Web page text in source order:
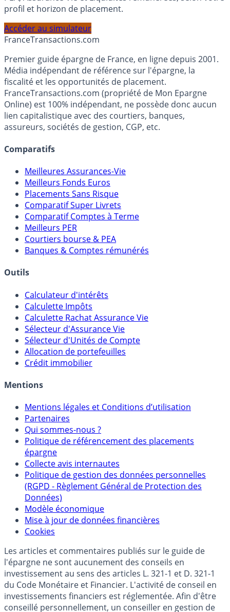
Calculez la répartition théorique de votre capital entre
PEA, Assurance Vie et Liquidités rémunérées, selon votre
profil et horizon de placement.
FranceTransactions.com
Premier guide épargne de France, en ligne depuis 2001.
Média indépendant de référence sur l'épargne, la
fiscalité et les opportunités de placement.
FranceTransactions.com (propriété de Mon Epargne
Online) est 100% indépendant, ne possède donc aucun
lien capitalistique avec des courtiers, banques,
assureurs, sociétés de gestion, CGP, etc.
Comparatifs
Meilleures Assurances-Vie
Meilleurs Fonds Euros
Placements Sans Risque
Comparatif Super Livrets
Comparatif Comptes à Terme
Meilleurs PER
Banques & Comptes rémunérés
Outils
Calculateur d'intérêts
Calculette Impôts
Calculette Rachat Assurance Vie
Sélecteur d'Assurance Vie
Sélecteur d'Unités de Compte
Crédit immobilier
Mentions
Mentions légales et Conditions d’utilisation
Partenaires
Qui sommes-nous ?
Politique de référencement des placements
épargne
Collecte avis internautes
Politique de gestion des données personnelles
(RGPD - Règlement Général de Protection des
Données)
Modèle économique
Cookies
Les articles et commentaires publiés sur le guide de
l'épargne ne sont aucunement des conseils en
investissement au sens des articles L. 321-1 et D. 321-1
du Code Monétaire et Financier. L'activité de conseil en